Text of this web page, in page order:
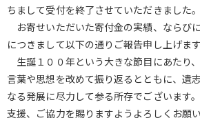
ちまして受付を終了させていただきました。
お寄せいただいた寄付金の実績、ならび
につきまして以下の通りご報告申し上げます
生誕１００年という大きな節目にあたり
言葉や思想を改めて振り返るとともに、遺
なる発展に尽力して参る所存でございます
支援、ご協力を賜りますようよろしくお願